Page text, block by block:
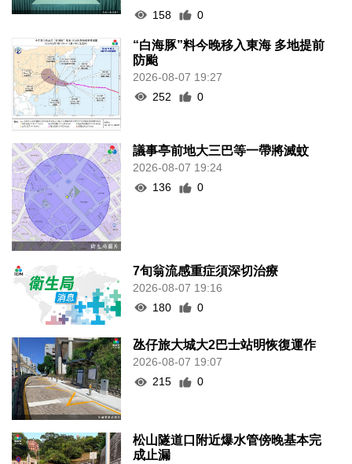
158
0
“白海豚”料今晚移入東海 多地提前
防颱
2026-08-07 19:27
252
0
議事亭前地大三巴等一帶將滅蚊
2026-08-07 19:24
136
0
7旬翁流感重症須深切治療
2026-08-07 19:16
180
0
氹仔旅大城大2巴士站明恢復運作
2026-08-07 19:07
215
0
松山隧道口附近爆水管傍晚基本完
成止漏